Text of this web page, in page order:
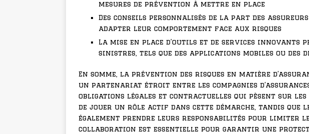
mesures de prévention à mettre en place
Des conseils personnalisés de la part des
adapter leur comportement face aux risques
La mise en place d’outils et de services innovants
sinistres, tels que des applications mobiles ou des
En somme, la prévention des risques en matière
un partenariat étroit entre les compagnies
obligations légales et contractuelles qui pèsent sur les
de jouer un rôle actif dans cette démarche, tandis que
également prendre leurs responsabilités pour limiter
collaboration est essentielle pour garantir une